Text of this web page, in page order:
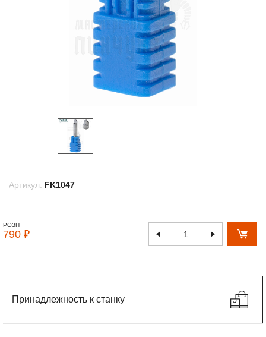
Артикул: FK1047
РОЗН
790 ₽
Принадлежность к станку